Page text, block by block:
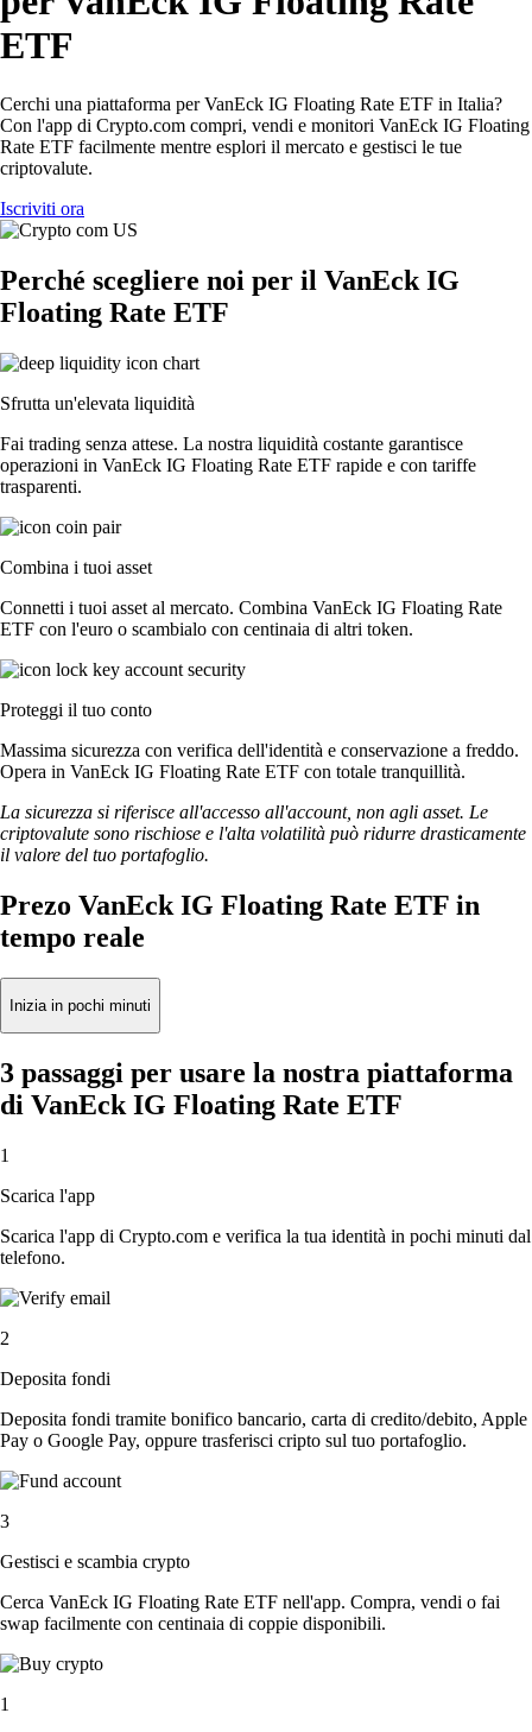
ETF
Cerchi una piattaforma per VanEck IG Floating Rate ETF in Italia?
Con l'app di Crypto.com compri, vendi e monitori VanEck IG Floating
Rate ETF facilmente mentre esplori il mercato e gestisci le tue
criptovalute.
Iscriviti ora
Perché scegliere noi per il VanEck IG
Floating Rate ETF
Sfrutta un'elevata liquidità
Fai trading senza attese. La nostra liquidità costante garantisce
operazioni in VanEck IG Floating Rate ETF rapide e con tariffe
trasparenti.
Combina i tuoi asset
Connetti i tuoi asset al mercato. Combina VanEck IG Floating Rate
ETF con l'euro o scambialo con centinaia di altri token.
Proteggi il tuo conto
Massima sicurezza con verifica dell'identità e conservazione a freddo.
Opera in VanEck IG Floating Rate ETF con totale tranquillità.
La sicurezza si riferisce all'accesso all'account, non agli asset. Le
criptovalute sono rischiose e l'alta volatilità può ridurre drasticamente
il valore del tuo portafoglio.
Prezo VanEck IG Floating Rate ETF in
tempo reale
Inizia in pochi minuti
3 passaggi per usare la nostra piattaforma
di VanEck IG Floating Rate ETF
1
Scarica l'app
Scarica l'app di Crypto.com e verifica la tua identità in pochi minuti dal
telefono.
2
Deposita fondi
Deposita fondi tramite bonifico bancario, carta di credito/debito, Apple
Pay o Google Pay, oppure trasferisci cripto sul tuo portafoglio.
3
Gestisci e scambia crypto
Cerca VanEck IG Floating Rate ETF nell'app. Compra, vendi o fai
swap facilmente con centinaia di coppie disponibili.
1